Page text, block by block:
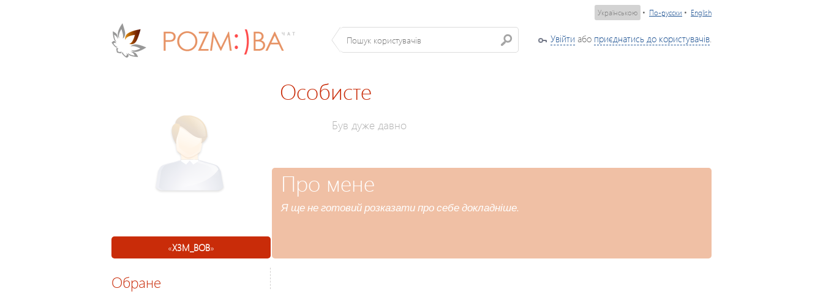
Українською • По-русски • English
Увійти або приєднатись до користувачів.
«X3M_BOB»
Особисте
Був дуже давно
Про мене
Я ще не готовий розказати про себе докладніше.
Обране